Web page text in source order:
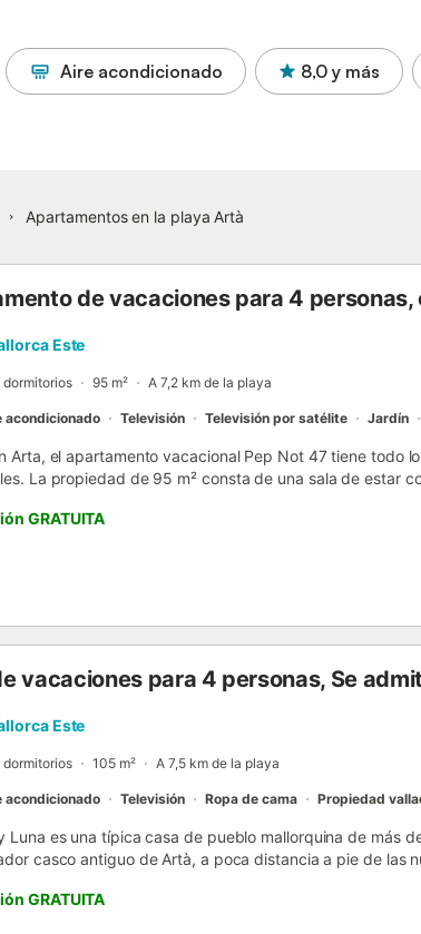
Aire acondicionado 8,0 y más
Apartamentos en la playa Artà
de vacaciones para 4 personas,
Este
dormitorios 95 m² A 7,2 km de la playa
acondicionado Televisión Televisión por satélite Jardín
Arta, el apartamento vacacional Pep Not 47 tiene todo
La propiedad de 95 m² consta de una sala de estar
adicionales incluyen Wi-Fi de alta velocidad, aire
La casa también está adaptada para el invierno, hay
eléctrica. El apartamento vacacional ofrece una zona
mañanas o comer juntos por la noche. Hay
GRATUITA
vacaciones para 4 personas, Se
Este
dormitorios 105 m² A 7,5 km de la playa
acondicionado Televisión Ropa de cama Propiedad
Luna es una típica casa de pueblo mallorquina de más
casco antiguo de Artà, a poca distancia a pie de las
vista del Calvario con el Castell de Artà y la iglesia de
hay un romántico patio con hierbas mediterráneas,
GRATUITA